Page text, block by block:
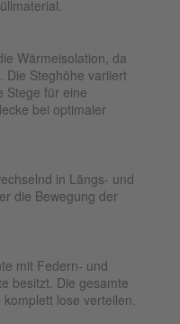
Wärmeisolation, da
Die Steghöhe variiert
Stege für eine
bei optimaler
in Längs- und
die Bewegung der
mit Federn- und
besitzt. Die gesamte
lose verteilen.